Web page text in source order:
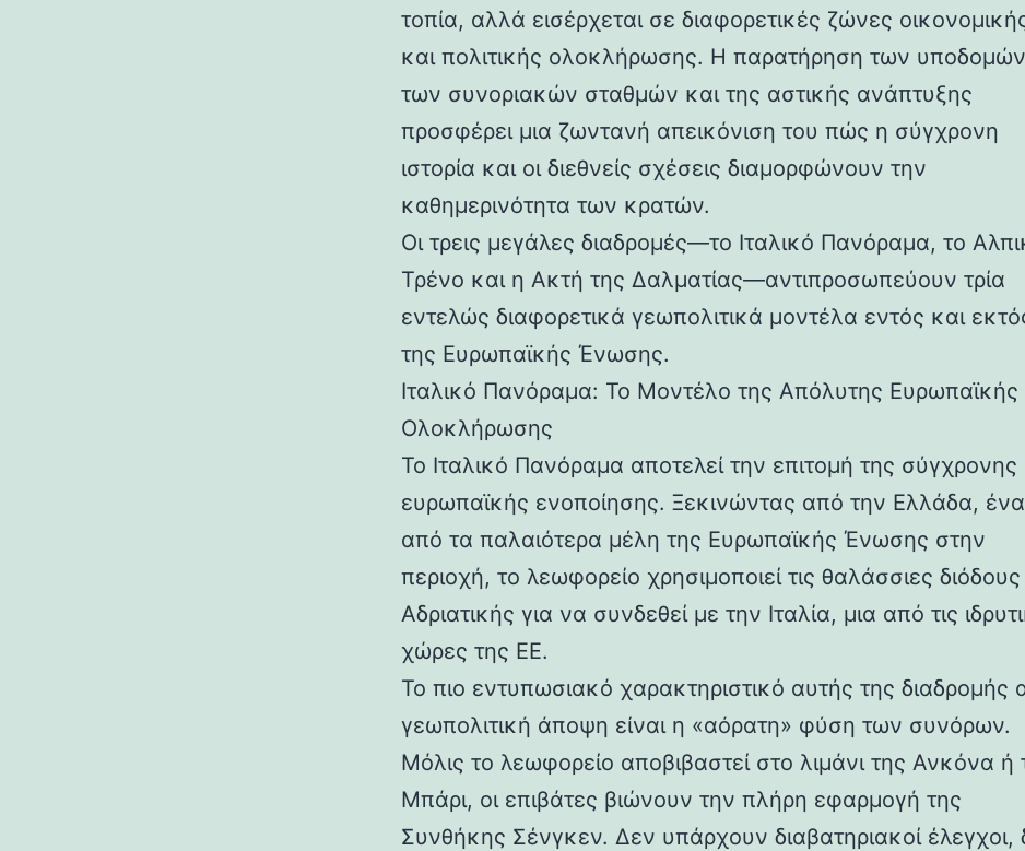
τοπία, αλλά εισέρχεται σε διαφορετικές ζώνες
και πολιτικής ολοκλήρωσης. Η παρατήρηση των
των συνοριακών σταθμών και της αστικής ανάπτυξης
προσφέρει μια ζωντανή απεικόνιση του πώς η σύγχρονη
ιστορία και οι διεθνείς σχέσεις διαμορφώνουν την
καθημερινότητα των κρατών.
Οι τρεις μεγάλες διαδρομές—το Ιταλικό Πανόραμα, το
Τρένο και η Ακτή της Δαλματίας—αντιπροσωπεύουν τρία
εντελώς διαφορετικά γεωπολιτικά μοντέλα εντός και
της Ευρωπαϊκής Ένωσης.
Ιταλικό Πανόραμα: Το Μοντέλο της Απόλυτης Ευρωπαϊκής
Ολοκλήρωσης
Το Ιταλικό Πανόραμα αποτελεί την επιτομή της σύγχρονης
ευρωπαϊκής ενοποίησης. Ξεκινώντας από την Ελλάδα, ένα
από τα παλαιότερα μέλη της Ευρωπαϊκής Ένωσης στην
περιοχή, το λεωφορείο χρησιμοποιεί τις θαλάσσιες διόδους
Αδριατικής για να συνδεθεί με την Ιταλία, μια από τις
χώρες της ΕΕ.
Το πιο εντυπωσιακό χαρακτηριστικό αυτής της διαδρομής
γεωπολιτική άποψη είναι η «αόρατη» φύση των συνόρων.
Μόλις το λεωφορείο αποβιβαστεί στο λιμάνι της Ανκόνα ή
Μπάρι, οι επιβάτες βιώνουν την πλήρη εφαρμογή της
Συνθήκης Σένγκεν. Δεν υπάρχουν διαβατηριακοί έλεγχοι,